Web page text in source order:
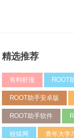
精选推荐
有料虾漫 ROOT
ROOT助手安卓版
ROOT助手软件
校猿网 青年大学